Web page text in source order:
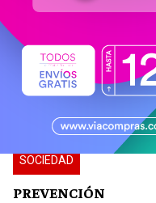
SOCIEDAD
PREVENCIÓN